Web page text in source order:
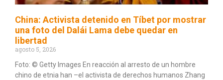
China: Activista detenido en Tíbet por mostrar
una foto del Dalái Lama debe quedar en
libertad
agosto 5, 2026
Foto: © Getty Images En reacción al arresto de un hombre
chino de etnia han –el activista de derechos humanos Zhang